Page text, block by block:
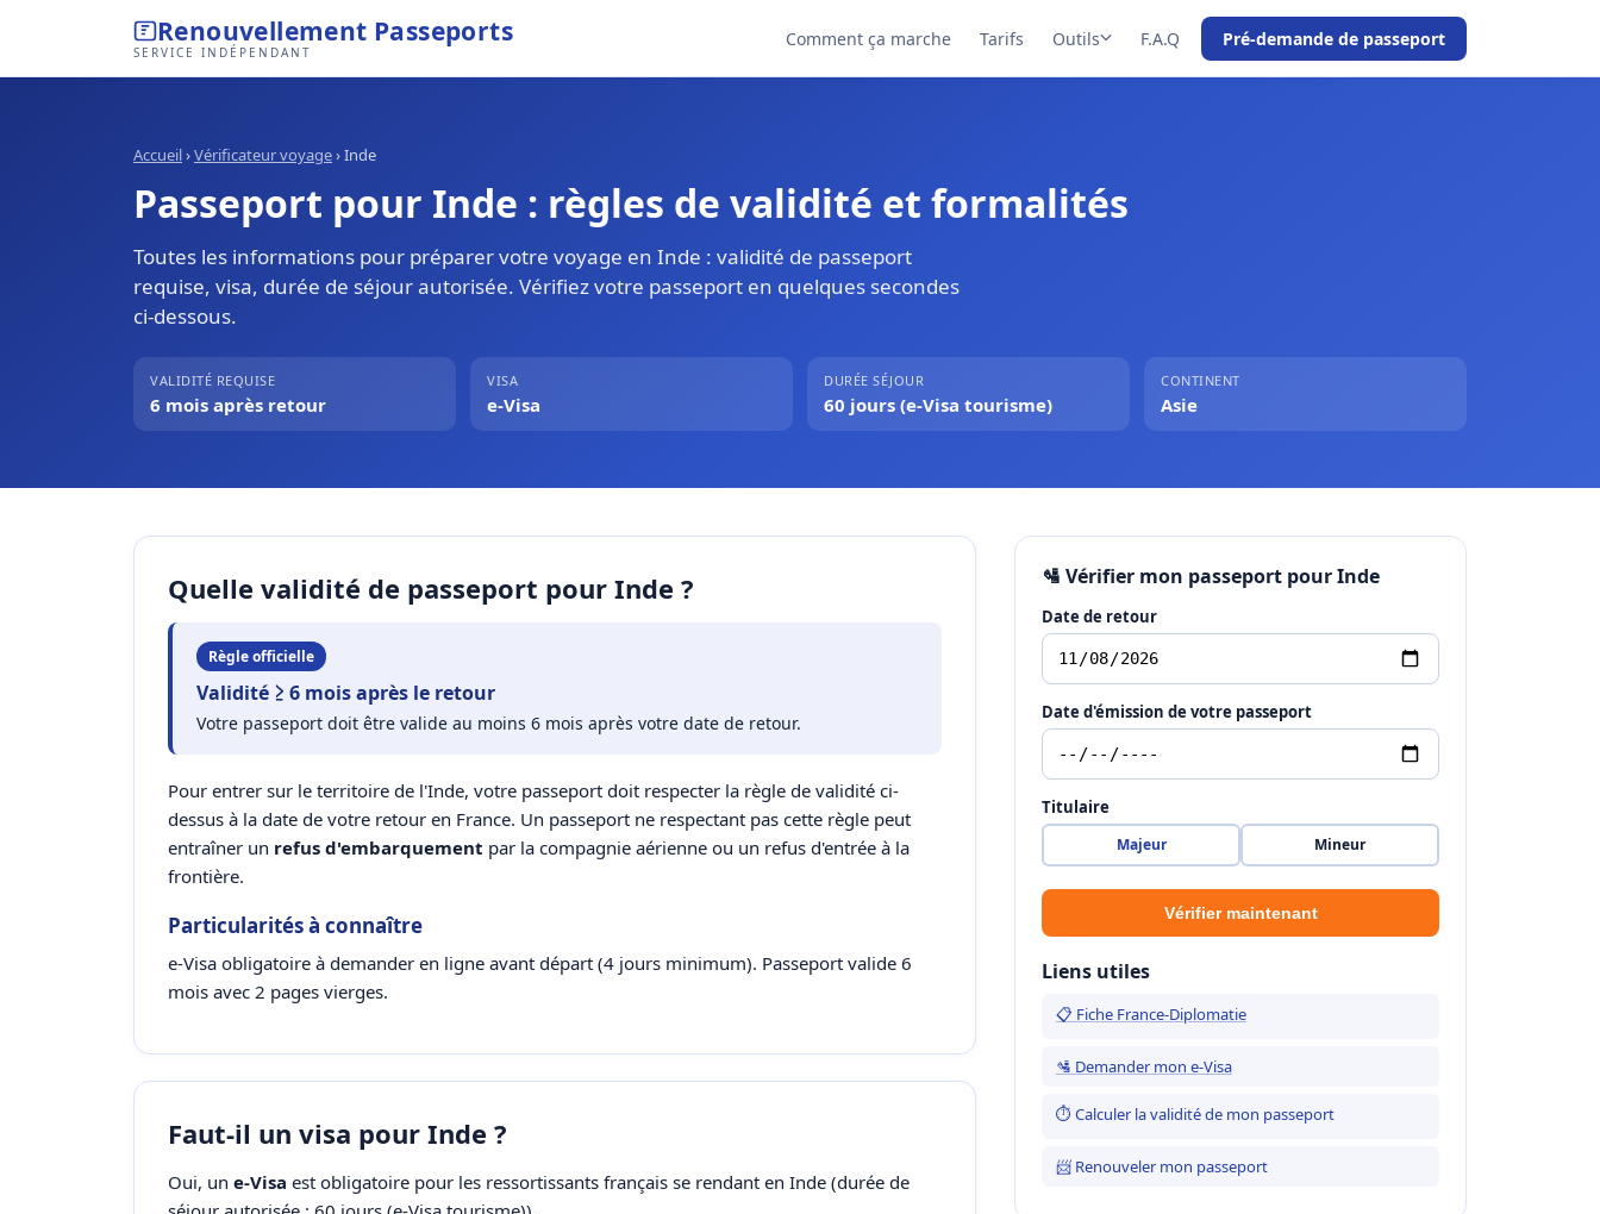
Renouvellement Passeports
SERVICE INDÉPENDANT
Comment ça marche Tarifs Outils F.A.Q Pré-demande de passeport
Accueil›Vérificateur voyage›Inde
Passeport pour Inde : règles de validité et formalités
Toutes les informations pour préparer votre voyage en Inde : validité de passeport
requise, visa, durée de séjour autorisée. Vérifiez votre passeport en quelques secondes
ci-dessous.
VALIDITÉ REQUISE
6 mois après retour
VISA
e-Visa
DURÉE SÉJOUR
60 jours (e-Visa tourisme)
CONTINENT
Asie
Quelle validité de passeport pour Inde ?
Règle officielle
Validité ≥ 6 mois après le retour
Votre passeport doit être valide au moins 6 mois après votre date de retour.
Pour entrer sur le territoire de l'Inde, votre passeport doit respecter la règle de validité ci-
dessus à la date de votre retour en France. Un passeport ne respectant pas cette règle peut
entraîner un refus d'embarquement par la compagnie aérienne ou un refus d'entrée à la
frontière.
Particularités à connaître
e-Visa obligatoire à demander en ligne avant départ (4 jours minimum). Passeport valide 6
mois avec 2 pages vierges.
Faut-il un visa pour Inde ?
Oui, un e-Visa est obligatoire pour les ressortissants français se rendant en Inde (durée de
🛂 Vérifier mon passeport pour Inde
Date de retour
Date d'émission de votre passeport
Titulaire
Majeur Mineur
Vérifier maintenant
Liens utiles
📋 Fiche France-Diplomatie
🛂 Demander mon e-Visa
⏱ Calculer la validité de mon passeport
📨 Renouveler mon passeport